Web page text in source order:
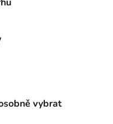
vybrat